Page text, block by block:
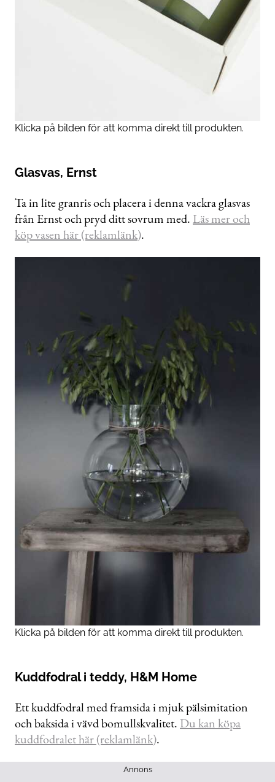
Klicka på bilden för att komma direkt till produkten.
Glasvas, Ernst
Ta in lite granris och placera i denna vackra glasvas
från Ernst och pryd ditt sovrum med. Läs mer och
köp vasen här (reklamlänk).
Klicka på bilden för att komma direkt till produkten.
Kuddfodral i teddy, H&M Home
Ett kuddfodral med framsida i mjuk pälsimitation
och baksida i vävd bomullskvalitet. Du kan köpa
kuddfodralet här (reklamlänk).
Annons